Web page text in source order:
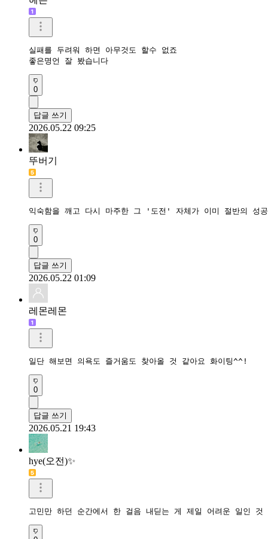
실패를 두려워 하면 아무것도 할수 없죠
좋은명언 잘 봤습니다
0
답글 쓰기
2026.05.22 09:25
뚜버기
익숙함을 깨고 다시 마주한 그 '도전' 자체가 이미 절반의 성공
0
답글 쓰기
2026.05.22 01:09
레몬레몬
일단 해보면 의욕도 즐거움도 찾아올 것 같아요 화이팅^^!
0
답글 쓰기
2026.05.21 19:43
hye(오전)✨️
고민만 하던 순간에서 한 걸음 내딛는 게 제일 어려운 일인